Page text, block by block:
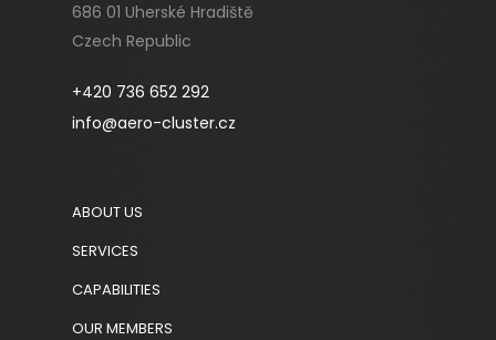
686 01 Uherské Hradiště
Czech Republic
+420 736 652 292
info@aero-cluster.cz
ABOUT US
SERVICES
CAPABILITIES
OUR MEMBERS